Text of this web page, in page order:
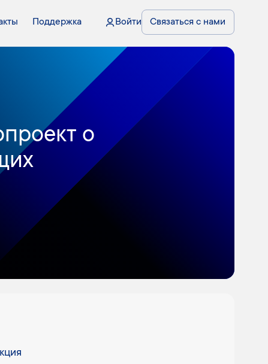
Поддержка Войти Связаться с нами
о